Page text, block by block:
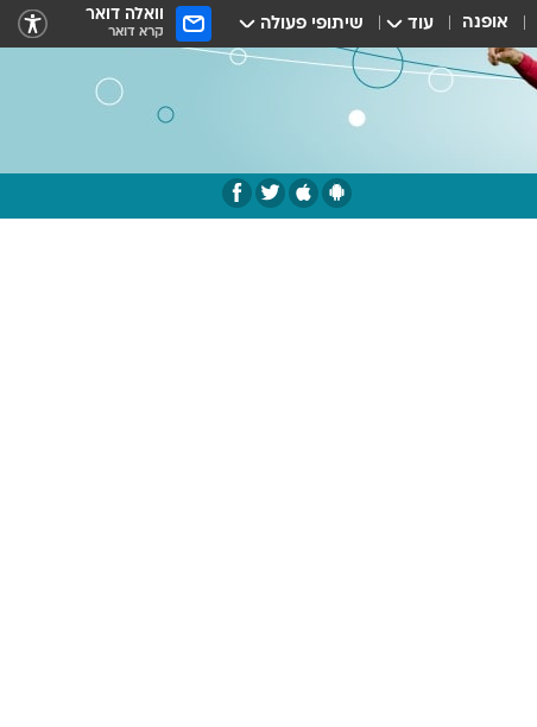
אופנה עוד שיתופי פעולה וואלה דואר
קרא דואר